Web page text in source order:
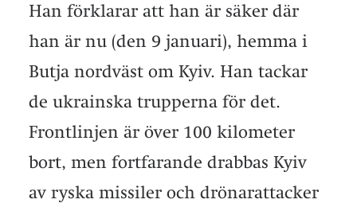
Han förklarar att han är säker där
han är nu (den 9 januari), hemma i
Butja nordväst om Kyiv. Han tackar
de ukrainska trupperna för det.
Frontlinjen är över 100 kilometer
bort, men fortfarande drabbas Kyiv
av ryska missiler och drönarattacker